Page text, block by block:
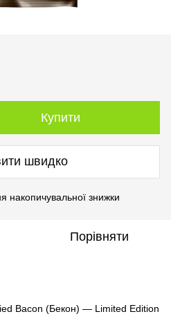
Купити
швидко
накопичувальної знижки
Порівняти
Bacon (Бекон) — Limited Edition